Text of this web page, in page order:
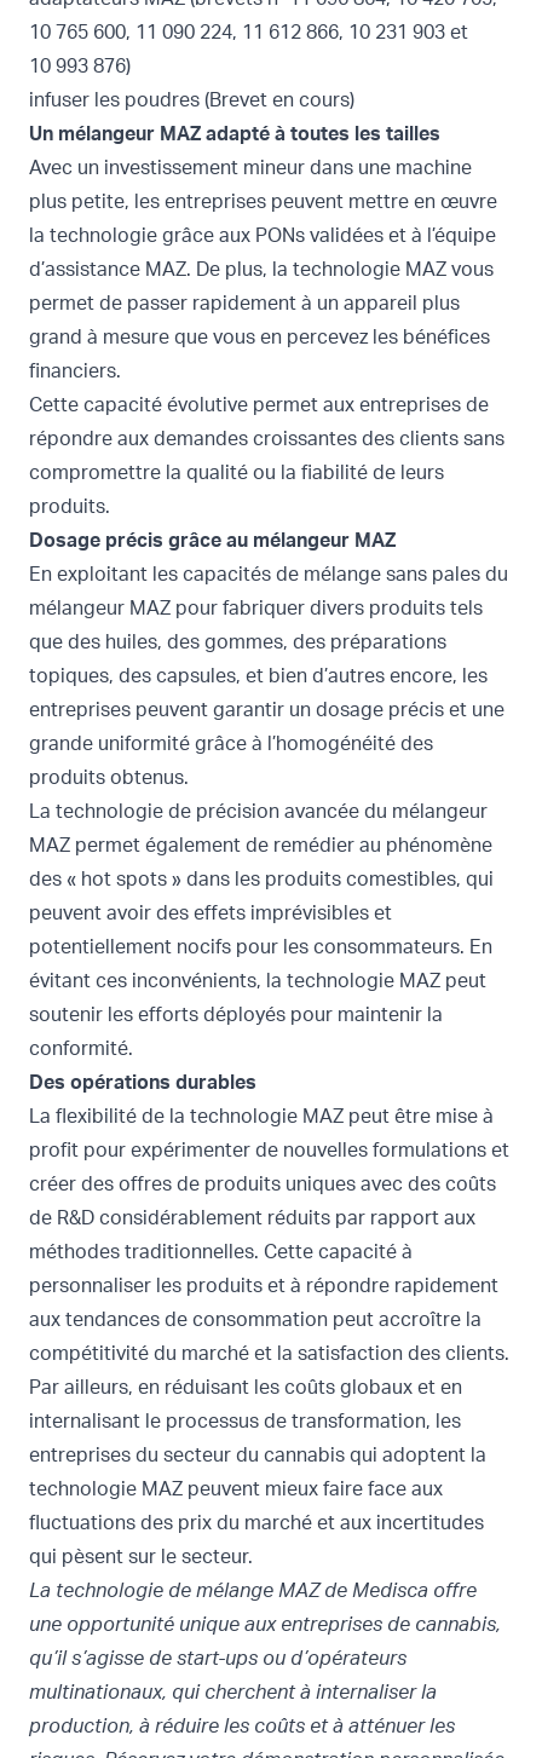
10 765 600, 11 090 224, 11 612 866, 10 231 903 et
10 993 876)
infuser les poudres (Brevet en cours)
Un mélangeur MAZ adapté à toutes les tailles
Avec un investissement mineur dans une machine
plus petite, les entreprises peuvent mettre en œuvre
la technologie grâce aux PONs validées et à l’équipe
d’assistance MAZ. De plus, la technologie MAZ vous
permet de passer rapidement à un appareil plus
grand à mesure que vous en percevez les bénéfices
financiers.
Cette capacité évolutive permet aux entreprises de
répondre aux demandes croissantes des clients sans
compromettre la qualité ou la fiabilité de leurs
produits.
Dosage précis grâce au mélangeur MAZ
En exploitant les capacités de mélange sans pales du
mélangeur MAZ pour fabriquer divers produits tels
que des huiles, des gommes, des préparations
topiques, des capsules, et bien d’autres encore, les
entreprises peuvent garantir un dosage précis et une
grande uniformité grâce à l’homogénéité des
produits obtenus.
La technologie de précision avancée du mélangeur
MAZ permet également de remédier au phénomène
des « hot spots » dans les produits comestibles, qui
peuvent avoir des effets imprévisibles et
potentiellement nocifs pour les consommateurs. En
évitant ces inconvénients, la technologie MAZ peut
soutenir les efforts déployés pour maintenir la
conformité.
Des opérations durables
La flexibilité de la technologie MAZ peut être mise à
profit pour expérimenter de nouvelles formulations et
créer des offres de produits uniques avec des coûts
de R&D considérablement réduits par rapport aux
méthodes traditionnelles. Cette capacité à
personnaliser les produits et à répondre rapidement
aux tendances de consommation peut accroître la
compétitivité du marché et la satisfaction des clients.
Par ailleurs, en réduisant les coûts globaux et en
internalisant le processus de transformation, les
entreprises du secteur du cannabis qui adoptent la
technologie MAZ peuvent mieux faire face aux
fluctuations des prix du marché et aux incertitudes
qui pèsent sur le secteur.
La technologie de mélange MAZ de Medisca offre
une opportunité unique aux entreprises de cannabis,
qu’il s’agisse de start-ups ou d’opérateurs
multinationaux, qui cherchent à internaliser la
production, à réduire les coûts et à atténuer les